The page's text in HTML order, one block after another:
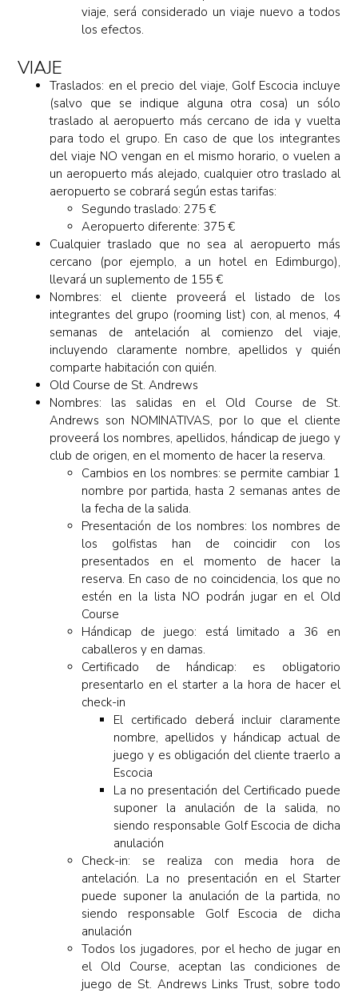
viaje, será considerado un viaje nuevo a todos
los efectos.
VIAJE
Traslados: en el precio del viaje, Golf Escocia incluye
(salvo que se indique alguna otra cosa) un sólo
traslado al aeropuerto más cercano de ida y vuelta
para todo el grupo. En caso de que los integrantes
del viaje NO vengan en el mismo horario, o vuelen a
un aeropuerto más alejado, cualquier otro traslado al
aeropuerto se cobrará según estas tarifas:
Segundo traslado: 275 €
Aeropuerto diferente: 375 €
Cualquier traslado que no sea al aeropuerto más
cercano (por ejemplo, a un hotel en Edimburgo),
llevará un suplemento de 155 €
Nombres: el cliente proveerá el listado de los
integrantes del grupo (rooming list) con, al menos, 4
semanas de antelación al comienzo del viaje,
incluyendo claramente nombre, apellidos y quién
comparte habitación con quién.
Old Course de St. Andrews
Nombres: las salidas en el Old Course de St.
Andrews son NOMINATIVAS, por lo que el cliente
proveerá los nombres, apellidos, hándicap de juego y
club de origen, en el momento de hacer la reserva.
Cambios en los nombres: se permite cambiar 1
nombre por partida, hasta 2 semanas antes de
la fecha de la salida.
Presentación de los nombres: los nombres de
los golfistas han de coincidir con los
presentados en el momento de hacer la
reserva. En caso de no coincidencia, los que no
estén en la lista NO podrán jugar en el Old
Course
Hándicap de juego: está limitado a 36 en
caballeros y en damas.
Certificado de hándicap: es obligatorio
presentarlo en el starter a la hora de hacer el
check-in
El certificado deberá incluir claramente
nombre, apellidos y hándicap actual de
juego y es obligación del cliente traerlo a
Escocia
La no presentación del Certificado puede
suponer la anulación de la salida, no
siendo responsable Golf Escocia de dicha
anulación
Check-in: se realiza con media hora de
antelación. La no presentación en el Starter
puede suponer la anulación de la partida, no
siendo responsable Golf Escocia de dicha
anulación
Todos los jugadores, por el hecho de jugar en
el Old Course, aceptan las condiciones de
juego de St. Andrews Links Trust, sobre todo